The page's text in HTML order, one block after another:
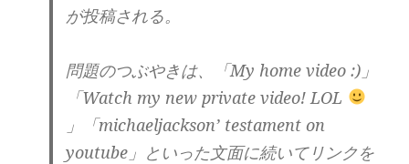
が投稿される。
問題のつぶやきは、「My home video :)」
「Watch my new private video! LOL
」「michaeljackson’ testament on
youtube」といった文面に続いてリンクを